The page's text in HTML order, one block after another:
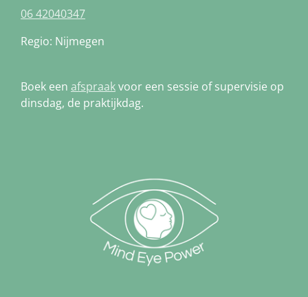
06 42040347
Regio: Nijmegen
Boek een afspraakvoor een sessie of supervisie op
dinsdag, de praktijkdag.